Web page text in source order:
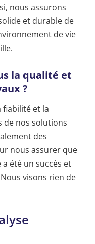
nous assurons
et durable de
de vie
la qualité et
?
et la
de nos solutions
des
nous assurer que
été un succès et
visons rien de